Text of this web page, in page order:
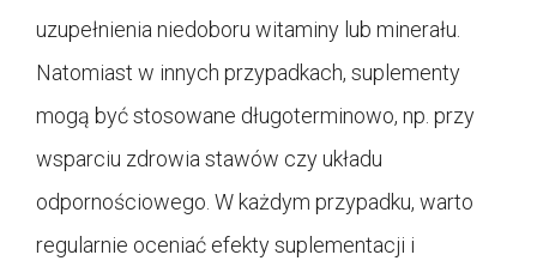
uzupełnienia niedoboru witaminy lub minerału.
Natomiast w innych przypadkach, suplementy
mogą być stosowane długoterminowo, np. przy
wsparciu zdrowia stawów czy układu
odpornościowego. W każdym przypadku, warto
regularnie oceniać efekty suplementacji i